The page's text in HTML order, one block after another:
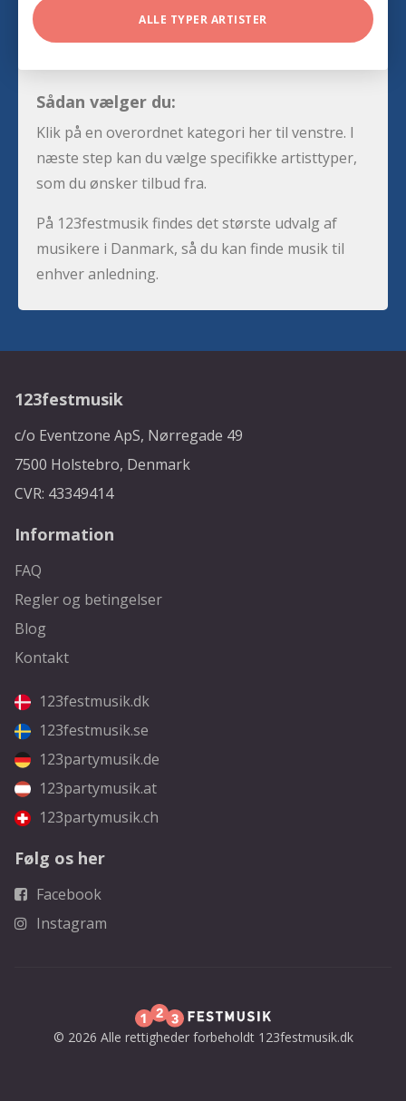
ALLE TYPER ARTISTER
Sådan vælger du:
Klik på en overordnet kategori her til venstre. I
næste step kan du vælge specifikke artisttyper,
som du ønsker tilbud fra.
På 123festmusik findes det største udvalg af
musikere i Danmark, så du kan finde musik til
enhver anledning.
123festmusik
c/o Eventzone ApS, Nørregade 49
7500 Holstebro, Denmark
CVR: 43349414
Information
FAQ
Regler og betingelser
Blog
Kontakt
123festmusik.dk
123festmusik.se
123partymusik.de
123partymusik.at
123partymusik.ch
Følg os her
Facebook
Instagram
© 2026 Alle rettigheder forbeholdt 123festmusik.dk